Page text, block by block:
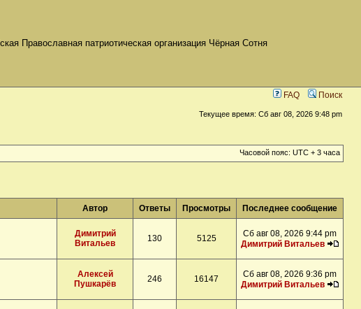
Православная патриотическая организация Чёрная Сотня
FAQ Поиск
Текущее время: Сб авг 08, 2026 9:48 pm
Часовой пояс: UTC + 3 часа
Автор Ответы Просмотры Последнее сообщение
Димитрий
Витальев
130 5125
Сб авг 08, 2026 9:44 pm
Димитрий Витальев
Алексей
Пушкарёв
246 16147
Сб авг 08, 2026 9:36 pm
Димитрий Витальев